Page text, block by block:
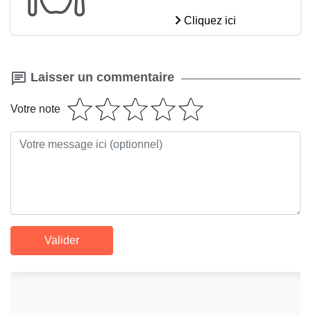
Cliquez ici
Laisser un commentaire
Votre note